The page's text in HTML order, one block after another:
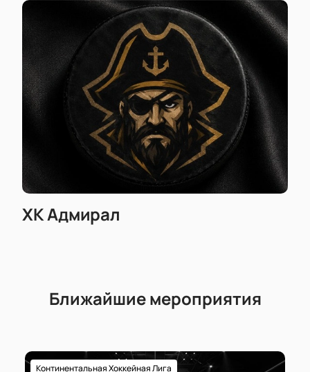
ХК Адмирал
Ближайшие мероприятия
Континентальная Хоккейная Лига